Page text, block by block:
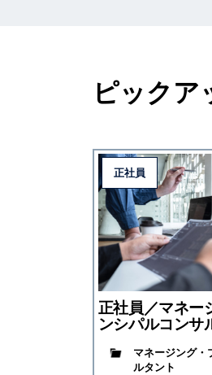
ピックア
正社員／マネー
ンシパルコンサ
正社員
マネージング・
ルタント